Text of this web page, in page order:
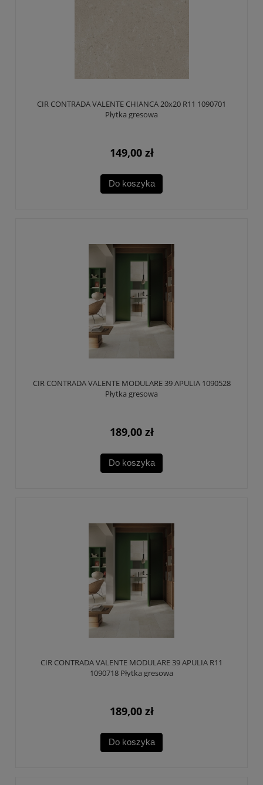
CIR CONTRADA VALENTE CHIANCA 20x20 R11 1090701
Płytka gresowa
149,00 zł
Do koszyka
CIR CONTRADA VALENTE MODULARE 39 APULIA 1090528
Płytka gresowa
189,00 zł
Do koszyka
CIR CONTRADA VALENTE MODULARE 39 APULIA R11
1090718 Płytka gresowa
189,00 zł
Do koszyka